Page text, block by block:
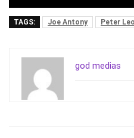
TAGS: Joe Antony Peter
god medias